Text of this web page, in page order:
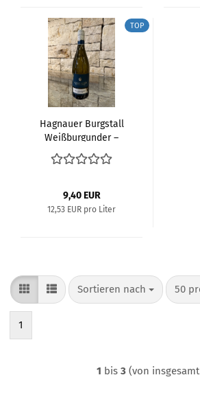
TOP
Hagnauer Burgstall
Weißburgunder –
trocken
9,40 EUR
12,53 EUR pro Liter
Sortieren nach
Sortieren nach 50
pro
1
1 bis 3(von insgesamt